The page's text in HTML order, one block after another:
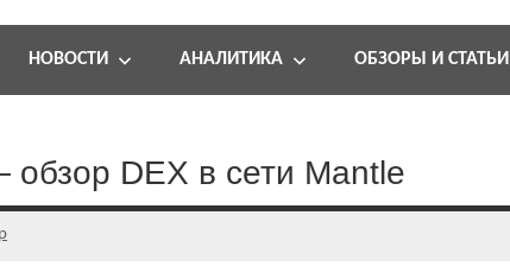
НОВОСТИ АНАЛИТИКА ОБЗОРЫ И СТАТЬИ
DEX в сети Mantle